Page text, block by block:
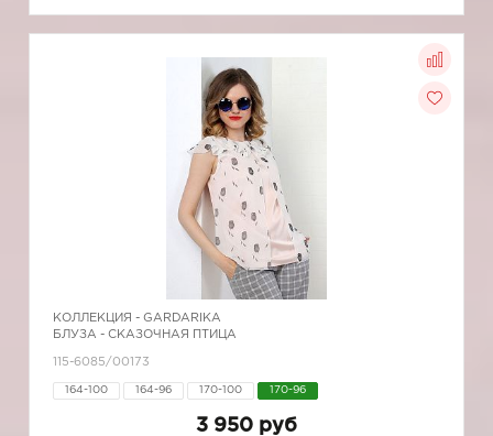
КОЛЛЕКЦИЯ - GARDARIKA
БЛУЗА - СКАЗОЧНАЯ ПТИЦА
115-6085/00173
164-100 164-96 170-100 170-96
3 950 руб